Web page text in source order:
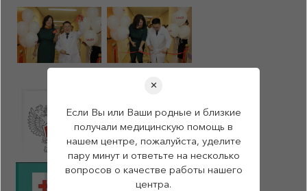
✕
Если Вы или Ваши родные и близкие
получали медицинскую помощь в
нашем центре, пожалуйста, уделите
пару минут и ответьте на несколько
вопросов о качестве работы нашего
центра.